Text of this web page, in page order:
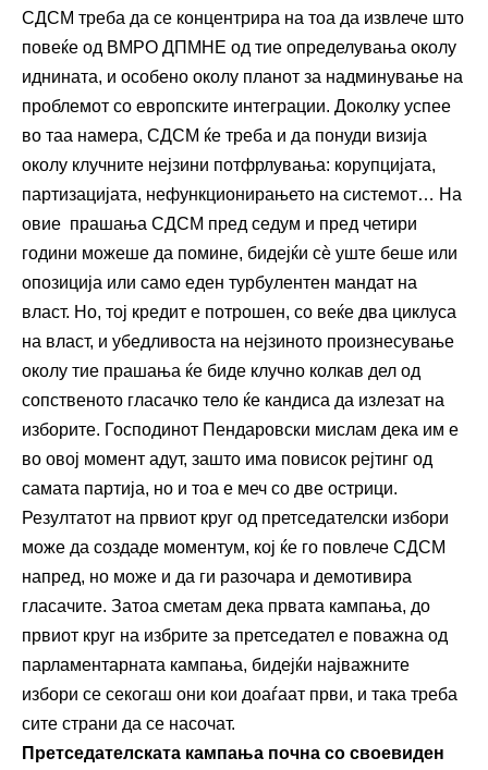
СДСМ треба да се концентрира на тоа да извлече што
повеќе од ВМРО ДПМНЕ од тие определувања околу
иднината, и особено околу планот за надминување на
проблемот со европските интеграции. Доколку успее
во таа намера, СДСМ ќе треба и да понуди визија
околу клучните нејзини потфрлувања: корупцијата,
партизацијата, нефункционирањето на системот… На
овие прашања СДСМ пред седум и пред четири
години можеше да помине, бидејќи сѐ уште беше или
опозиција или само еден турбулентен мандат на
власт. Но, тој кредит е потрошен, со веќе два циклуса
на власт, и убедливоста на нејзиното произнесување
околу тие прашања ќе биде клучно колкав дел од
сопственото гласачко тело ќе кандиса да излезат на
изборите. Господинот Пендаровски мислам дека им е
во овој момент адут, зашто има повисок рејтинг од
самата партија, но и тоа е меч со две острици.
Резултатот на првиот круг од претседателски избори
може да создаде моментум, кој ќе го повлече СДСМ
напред, но може и да ги разочара и демотивира
гласачите. Затоа сметам дека првата кампања, до
првиот круг на избрите за претседател е поважна од
парламентарната кампања, бидејќи најважните
избори се секогаш они кои доаѓаат први, и така треба
сите страни да се насочат.
Претседателската кампања почна со своевиден